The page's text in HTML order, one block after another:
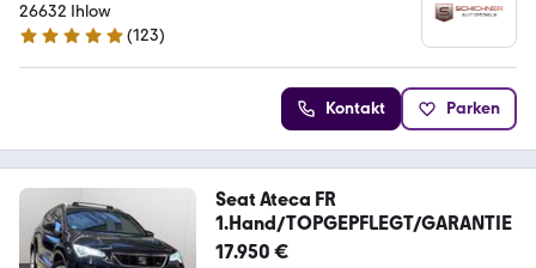
26632 Ihlow
4.9 Sterne
(123)
Kontakt Parken
Seat Ateca FR
1.Hand/TOPGEPFLEGT/GARANTIE
17.950 €